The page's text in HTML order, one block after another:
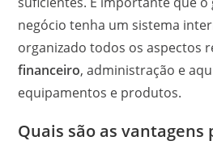
negócio tenha um sistema
organizado todos os aspectos
financeiro, administração e
equipamentos e produtos.
Quais são as vantagens